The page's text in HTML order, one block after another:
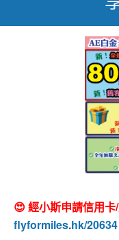
😍 經小斯申請信用卡
flyformiles.hk/20634